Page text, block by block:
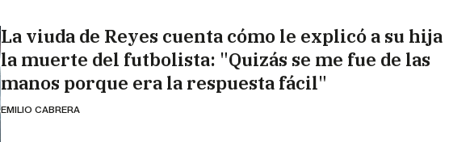
La viuda de Reyes cuenta cómo le explicó a su hija
la muerte del futbolista: "Quizás se me fue de las
manos porque era la respuesta fácil"
EMILIO CABRERA